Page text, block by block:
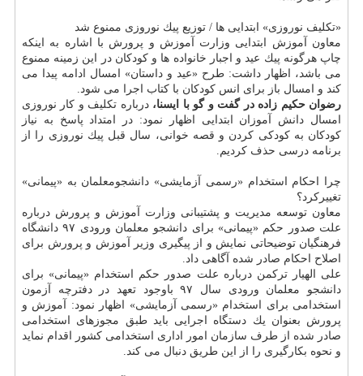
«تكلیف نوروزی» ابتدایی ها / توزیع پیك نوروزی ممنوع شد
معاون آموزش ابتدایی وزارت آموزش و پرورش با اشاره به اینكه
چاپ هرگونه پیك عید و اجبار خانواده ها و كودكان در این زمینه ممنوع
می باشد، اظهار داشت: طرح «عید و داستان» امسال ادامه پیدا می
كند و امسال باز برای انس كودكان با كتاب اجرا می شود.
رضوان حكیم زاده در گفت و گو با ایسنا،درباره تكلیف و كار نوروزی
امسال دانش آموزان ابتدایی اظهار نمود: در امتداد پاسخ به نیاز
كودكان به كودكی كردن و قصه خوانی، سال قبل پیك نوروزی را از
برنامه درسی حذف كردیم.
چرا احكام استخدام «رسمی آزمایشی» دانشجومعلمان به «پیمانی»
تغییركرد؟
معاون توسعه مدیریت و پشتیبانی وزارت آموزش و پرورش درباره
علت صدور حكم «پیمانی» برای دانشجو معلمان ورودی ۹۷ دانشگاه
فرهنگیان توضیحاتی نمایش و از پیگیری وزیر آموزش و پرورش برای
اصلاح احكام صادر شده آگاهی داد.
علی الهیار تركمن درباره علت صدور حكم استخدام «پیمانی» برای
دانشجو معلمان ورودی سال ۹۷ باوجود تعهد در دفترچه آزمون
استخدامی برای استخدام «رسمی آزمایشی» اظهار نمود: آموزش و
پرورش بعنوان یك دستگاه اجرایی باید طبق مجوزهای استخدامی
صادر شده از طرف سازمان امور اداری استخدامی كشور اقدام نماید
و نحوه بكارگیری را از این طریق دنبال می كند.